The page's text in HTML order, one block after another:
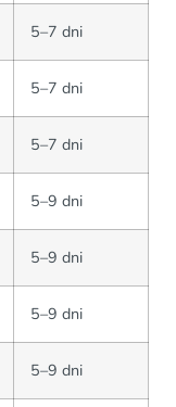
5–7 dni
5–7 dni
5–7 dni
5–9 dni
5–9 dni
5–9 dni
5–9 dni